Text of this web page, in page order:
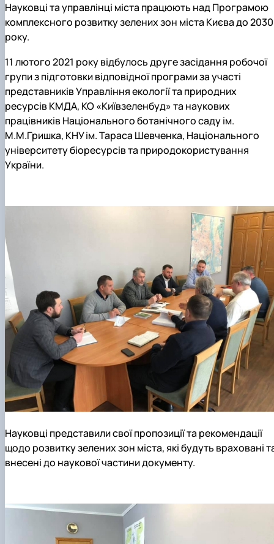
Науковці та управлінці міста працюють над Програмою
комплексного розвитку зелених зон міста Києва до 2030
року.
11 лютого 2021 року відбулось друге засідання робочої
групи з підготовки відповідної програми за участі
представників Управління екології та природних
ресурсів КМДА, КО «Київзеленбуд» та наукових
працівників Національного ботанічного саду ім.
М.М.Гришка, КНУ ім. Тараса Шевченка, Національного
університету біоресурсів та природокористування
України.
Науковці представили свої пропозиції та рекомендації
щодо розвитку зелених зон міста, які будуть враховані
внесені до наукової частини документу.